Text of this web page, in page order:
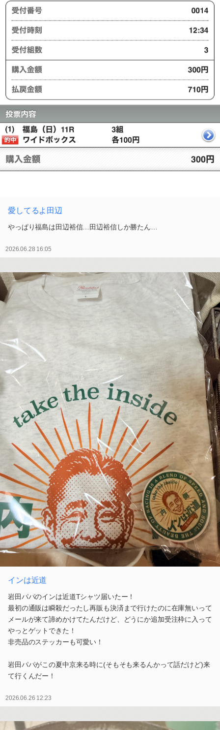
愛してるよ田辺
やっぱり福島は田辺裕信…田辺裕信しか勝たん…
2026.06.28 16:05
インは近道
岩田パパのインは近道Tシャツ届いたー！
最初の通販は瞬殺だったし再販も決済まで行けたのに在庫無いって
メールが来て諦めかけてたんだけど、どうにか追加受注枠に入って
やっとゲットできた！
非売品のステッカーも可愛い！
岩田パパがこの夏中京来る時に(そもそも来るんかって話だけど)来
て行くんだー！
2026.06.26 12:23